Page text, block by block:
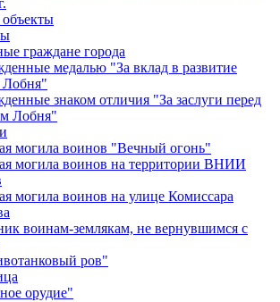
граждане города
медалью "За вклад в развитие
Лобня"
знаком отличия "За заслуги перед
Лобня"
могила воинов "Вечный огонь"
могила воинов на территории ВНИИ
могила воинов на улице Комиссара
воинам-землякам, не вернувшимся с
ров"
орудие"